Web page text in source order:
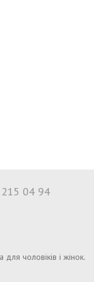
04 94
чоловіків і жінок.